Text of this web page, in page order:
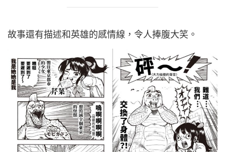
故事還有描述和英雄的感情線，令人捧腹大笑。